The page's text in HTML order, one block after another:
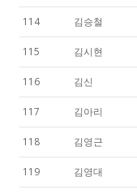
114 김승철
115 김시현
116 김신
117 김아리
118 김영근
119 김영대